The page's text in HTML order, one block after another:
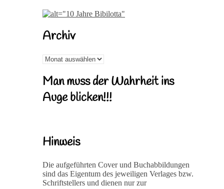
Archiv
Archiv
Man muss der Wahrheit ins
Auge blicken!!!
Hinweis
Die aufgeführten Cover und Buchabbildungen
sind das Eigentum des jeweiligen Verlages bzw.
Schriftstellers und dienen nur zur